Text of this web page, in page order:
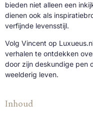
bieden niet alleen een
dienen ook als
verfijnde levensstijl.
Volg Vincent op
verhalen te ontdekken
door zijn deskundige pen
weelderig leven.
Inhoud